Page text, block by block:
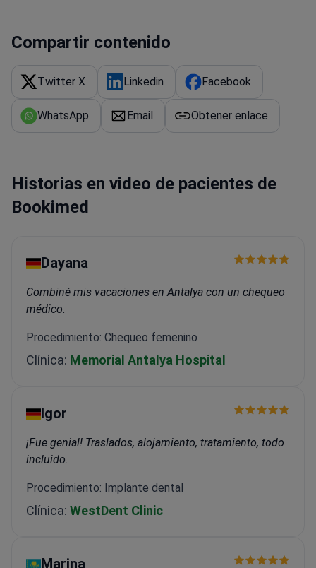
Compartir contenido
Twitter X Linkedin Facebook
WhatsApp Email Obtener enlace
Historias en video de pacientes de
Bookimed
Dayana
Combiné mis vacaciones en Antalya con un chequeo
médico.
Procedimiento: Chequeo femenino
Clínica: Memorial Antalya Hospital
Igor
¡Fue genial! Traslados, alojamiento, tratamiento, todo
incluido.
Procedimiento: Implante dental
Clínica: WestDent Clinic
Marina